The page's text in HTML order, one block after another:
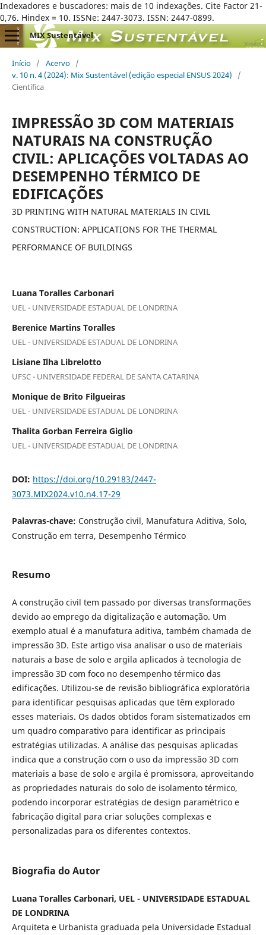
Indexadores e buscadores: mais de 10 indexações. Cite Factor 21-
0,76. Hindex = 10. ISSNe: 2447-3073. ISSN: 2447-0899.
MIX Sustentável
Início / Acervo /
v. 10 n. 4 (2024): Mix Sustentável (edição especial ENSUS 2024)
/
Científica
IMPRESSÃO 3D COM MATERIAIS
NATURAIS NA CONSTRUÇÃO
CIVIL: APLICAÇÕES VOLTADAS AO
DESEMPENHO TÉRMICO DE
EDIFICAÇÕES
3D PRINTING WITH NATURAL MATERIALS IN CIVIL
CONSTRUCTION: APPLICATIONS FOR THE THERMAL
PERFORMANCE OF BUILDINGS
Luana Toralles Carbonari
UEL - UNIVERSIDADE ESTADUAL DE LONDRINA
Berenice Martins Toralles
UEL - UNIVERSIDADE ESTADUAL DE LONDRINA
Lisiane Ilha Librelotto
UFSC - UNIVERSIDADE FEDERAL DE SANTA CATARINA
Monique de Brito Filgueiras
UEL - UNIVERSIDADE ESTADUAL DE LONDRINA
Thalita Gorban Ferreira Giglio
UEL - UNIVERSIDADE ESTADUAL DE LONDRINA
DOI: https://doi.org/10.29183/2447-
3073.MIX2024.v10.n4.17-29
Palavras-chave: Construção civil, Manufatura Aditiva, Solo,
Construção em terra, Desempenho Térmico
Resumo
A construção civil tem passado por diversas transformações
devido ao emprego da digitalização e automação. Um
exemplo atual é a manufatura aditiva, também chamada de
impressão 3D. Este artigo visa analisar o uso de materiais
naturais a base de solo e argila aplicados à tecnologia de
impressão 3D com foco no desempenho térmico das
edificações. Utilizou-se de revisão bibliográfica exploratória
para identificar pesquisas aplicadas que têm explorado
esses materiais. Os dados obtidos foram sistematizados em
um quadro comparativo para identificar as principais
estratégias utilizadas. A análise das pesquisas aplicadas
indica que a construção com o uso da impressão 3D com
materiais a base de solo e argila é promissora, aproveitando
as propriedades naturais do solo de isolamento térmico,
podendo incorporar estratégias de design paramétrico e
fabricação digital para criar soluções complexas e
personalizadas para os diferentes contextos.
Biografia do Autor
Luana Toralles Carbonari, UEL - UNIVERSIDADE ESTADUAL
DE LONDRINA
Arquiteta e Urbanista graduada pela Universidade Estadual